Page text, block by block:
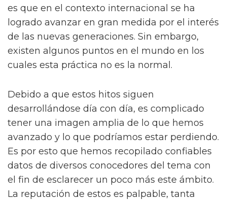
es que en el contexto internacional se ha
logrado avanzar en gran medida por el interés
de las nuevas generaciones. Sin embargo,
existen algunos puntos en el mundo en los
cuales esta práctica no es la normal.
Debido a que estos hitos siguen
desarrollándose día con día, es complicado
tener una imagen amplia de lo que hemos
avanzado y lo que podríamos estar perdiendo.
Es por esto que hemos recopilado confiables
datos de diversos conocedores del tema con
el fin de esclarecer un poco más este ámbito.
La reputación de estos es palpable, tanta